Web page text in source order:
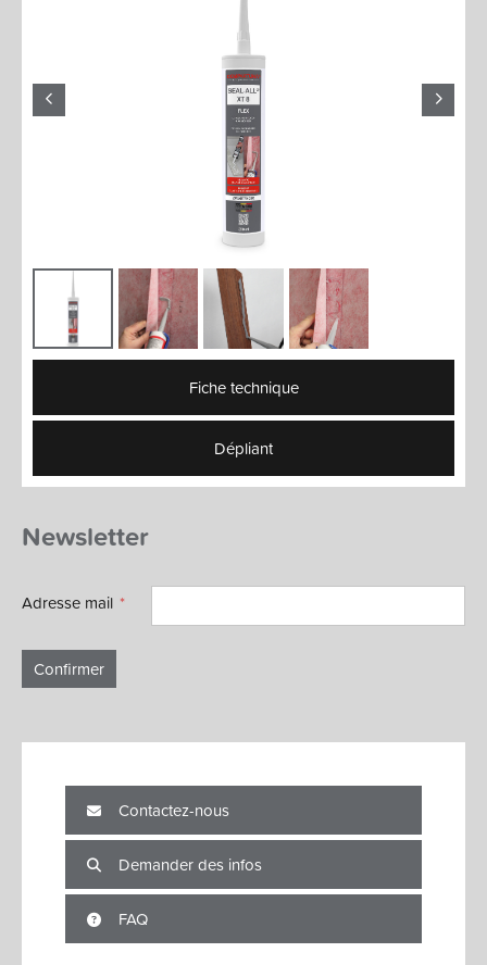
Fiche technique
Dépliant
Newsletter
Adresse mail
Confirmer
Contactez-nous
Demander des infos
FAQ